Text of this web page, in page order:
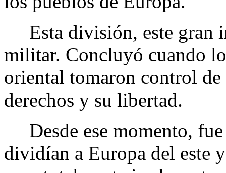
Esta división, este gran
militar. Concluyó cuando
oriental tomaron control
derechos y su libertad.
Desde ese momento, fue
dividían a Europa del este